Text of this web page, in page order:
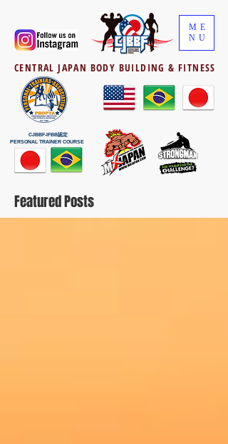
CENTRAL JAPAN BODY BUILDING & FITNESS
CJBBF-IFBB認定
PERSONAL TRAINER COURSE
ME
NU
Featured Posts